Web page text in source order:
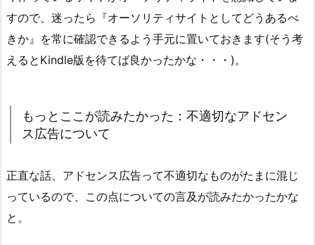
すので、迷ったら『オーソリティサイトとしてどうあるべ
きか』を常に確認できるよう手元に置いておきます(そう考
えるとKindle版を待てば良かったかな・・・)。
もっとここが読みたかった：不適切なアドセン
ス広告について
正直な話、アドセンス広告って不適切なものがたまに混じ
っているので、この点についての言及が読みたかったかな
と。